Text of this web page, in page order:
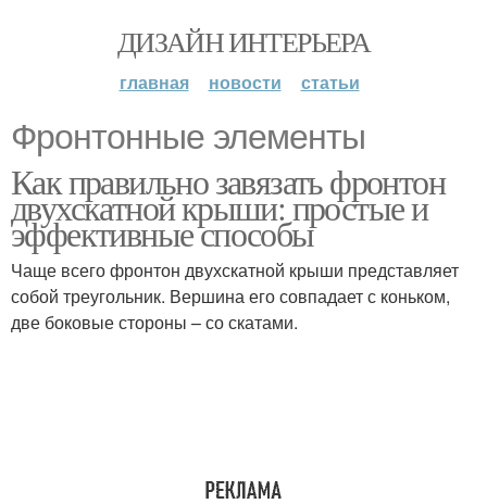
ДИЗАЙН ИНТЕРЬЕРА
главная новости статьи
Фронтонные элементы
Как правильно завязать фронтон
двухскатной крыши: простые и
эффективные способы
Чаще всего фронтон двухскатной крыши представляет
собой треугольник. Вершина его совпадает с коньком,
две боковые стороны – со скатами.